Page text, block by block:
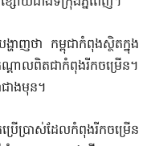
ាញថា កម្ពុជាកំពុងស្ថិតក្នុង
ាលពិតជាកំពុងរីកចម្រើន។
ាងមុន។
រើប្រាស់ដែលកំពុងរីកចម្រើន